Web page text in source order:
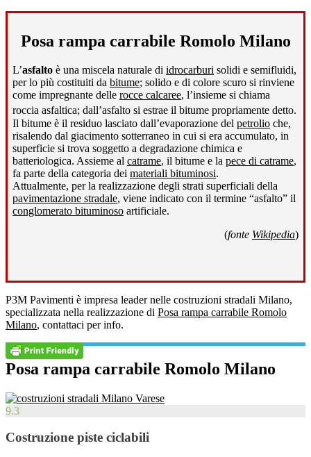
Posa rampa carrabile Romolo Milano
L’asfalto è una miscela naturale di idrocarburi solidi e semifluidi,
per lo più costituiti da bitume; solido e di colore scuro si rinviene
come impregnante delle rocce calcaree, l’insieme si chiama
roccia asfaltica; dall’asfalto si estrae il bitume propriamente detto.
Il bitume è il residuo lasciato dall’evaporazione del petrolio che,
risalendo dal giacimento sotterraneo in cui si era accumulato, in
superficie si trova soggetto a degradazione chimica e
batteriologica. Assieme al catrame, il bitume e la pece di catrame,
fa parte della categoria dei materiali bituminosi.
Attualmente, per la realizzazione degli strati superficiali della
pavimentazione stradale, viene indicato con il termine “asfalto” il
conglomerato bituminoso artificiale.
(fonte Wikipedia)
P3M Pavimenti è impresa leader nelle costruzioni stradali Milano,
specializzata nella realizzazione di Posa rampa carrabile Romolo
Milano, contattaci per info.
Posa rampa carrabile Romolo Milano
9.3
Costruzione piste ciclabili